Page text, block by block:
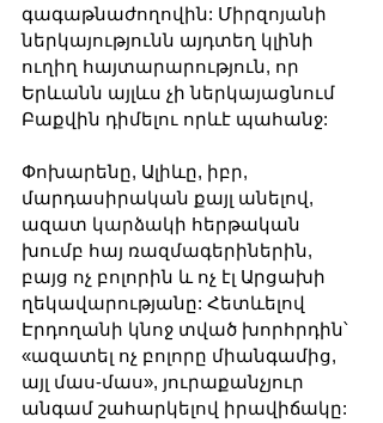
գագաթնաժողովին: Միրզոյանի
ներկայությունն այդտեղ կլինի
ուղիղ հայտարարություն, որ
Երևանն այլևս չի ներկայացնում
Բաքվին դիմելու որևէ պահանջ:
Փոխարենը, Ալիևը, իբր,
մարդասիրական քայլ անելով,
ազատ կարձակի հերթական
խումբ հայ ռազմագերիներին,
բայց ոչ բոլորին և ոչ էլ Արցախի
ղեկավարությանը: Հետևելով
Էրդողանի կնոջ տված խորհրդին՝
«ազատել ոչ բոլորը միանգամից,
այլ մաս-մաս», յուրաքանչյուր
անգամ շահարկելով իրավիճակը: